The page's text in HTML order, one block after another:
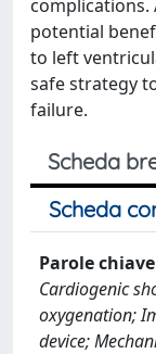
complications.
potential
to left
safe strategy
failure.
Scheda
Scheda
Parole chiave
Cardiogenic
oxygenation;
device;